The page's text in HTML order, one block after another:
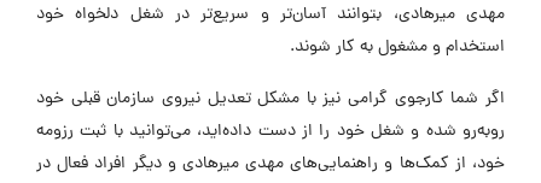
مهدی میرهادی، بتوانند آسان‌تر و سریع‌تر در شغل دلخواه خود
استخدام و مشغول به کار شوند.
اگر شما کارجوی گرامی نیز با مشکل تعدیل نیروی سازمان قبلی خود
روبه‌رو شده و شغل خود را از دست داده‌اید، می‌توانید با ثبت رزومه
خود، از کمک‌ها و راهنمایی‌های مهدی میرهادی و دیگر افراد فعال در